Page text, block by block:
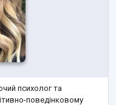
психолог та
поведінковому